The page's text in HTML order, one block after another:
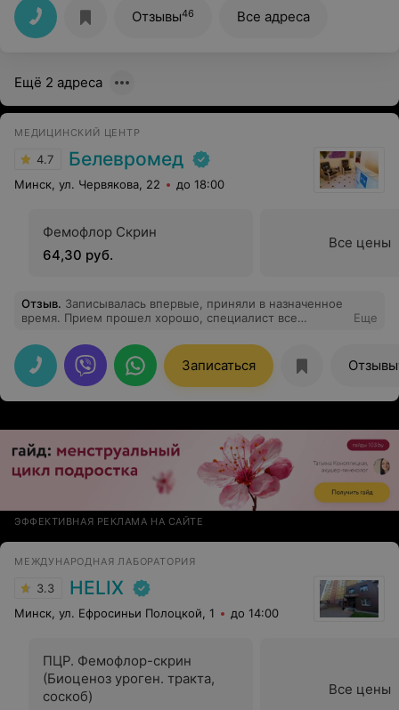
вам.
Отзывы46 Все адреса
Ещё 2 адреса
МЕДИЦИНСКИЙ ЦЕНТР
4.7 Белевромед
Минск, ул. Червякова, 22 до 18:00
Фемофлор Скрин
64,30 руб.
Все цены
Отзыв. Записывалась впервые, приняли в назначенное
время. Прием прошел хорошо, специалист все
Еще
Записаться Отзывы
ЭФФЕКТИВНАЯ РЕКЛАМА НА САЙТЕ
МЕЖДУНАРОДНАЯ ЛАБОРАТОРИЯ
3.3 HELIX
Минск, ул. Ефросиньи Полоцкой, 1 до 14:00
ПЦР. Фемофлор-скрин
(Биоценоз уроген. тракта,
соскоб)
Все цены